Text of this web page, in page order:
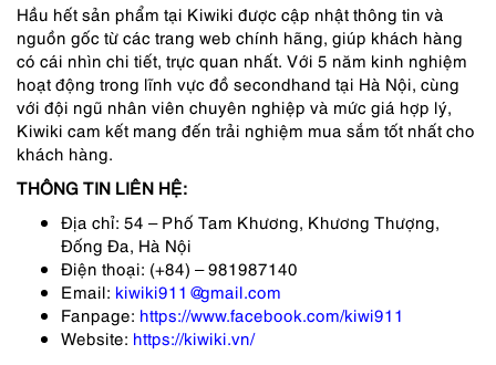
Hầu hết sản phẩm tại Kiwiki được cập nhật thông tin và
nguồn gốc từ các trang web chính hãng, giúp khách hàng
có cái nhìn chi tiết, trực quan nhất. Với 5 năm kinh nghiệm
hoạt động trong lĩnh vực đồ secondhand tại Hà Nội, cùng
với đội ngũ nhân viên chuyên nghiệp và mức giá hợp lý,
Kiwiki cam kết mang đến trải nghiệm mua sắm tốt nhất cho
khách hàng.
THÔNG TIN LIÊN HỆ:
Địa chỉ: 54 – Phố Tam Khương, Khương Thượng,
Đống Đa, Hà Nội
Điện thoại: (+84) – 981987140
Email: kiwiki911@gmail.com
Fanpage: https://www.facebook.com/kiwi911
Website: https://kiwiki.vn/